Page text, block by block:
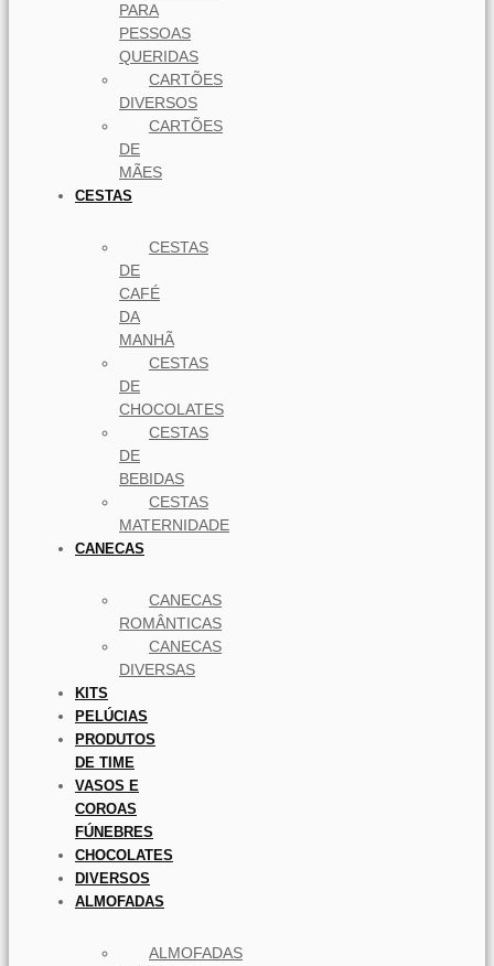
PARA
PESSOAS
QUERIDAS
CARTÕES
DIVERSOS
CARTÕES
DE
MÃES
CESTAS
CESTAS
DE
CAFÉ
DA
MANHÃ
CESTAS
DE
CHOCOLATES
CESTAS
DE
BEBIDAS
CESTAS
MATERNIDADE
CANECAS
CANECAS
ROMÂNTICAS
CANECAS
DIVERSAS
KITS
PELÚCIAS
PRODUTOS
DE TIME
VASOS E
COROAS
FÚNEBRES
CHOCOLATES
DIVERSOS
ALMOFADAS
ALMOFADAS